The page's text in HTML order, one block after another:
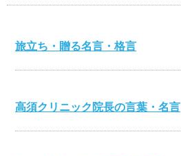
旅立ち・贈る名言・格言
高須クリニック院長の言葉・名言